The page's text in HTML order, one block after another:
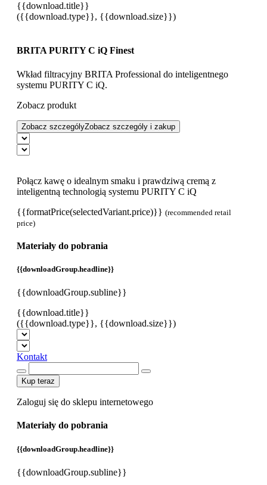
{{download.title}}
({{download.type}}, {{download.size}})
BRITA PURITY C iQ Finest
Wkład filtracyjny BRITA Professional do inteligentnego
systemu PURITY C iQ.
Zobacz produkt
Zobacz szczególyZobacz szczególy i zakup
Połącz kawę o idealnym smaku i prawdziwą cremą z
inteligentną technologią systemu PURITY C iQ
{{formatPrice(selectedVariant.price)}} (recommended retail
price)
Materiały do pobrania
{{downloadGroup.headline}}
{{downloadGroup.subline}}
{{download.title}}
({{download.type}}, {{download.size}})
Kontakt
Kup teraz
Zaloguj się do sklepu internetowego
Materiały do pobrania
{{downloadGroup.headline}}
{{downloadGroup.subline}}